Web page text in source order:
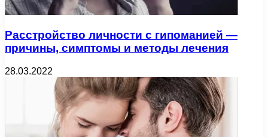
Расстройство личности с гипоманией —
причины, симптомы и методы лечения
28.03.2022